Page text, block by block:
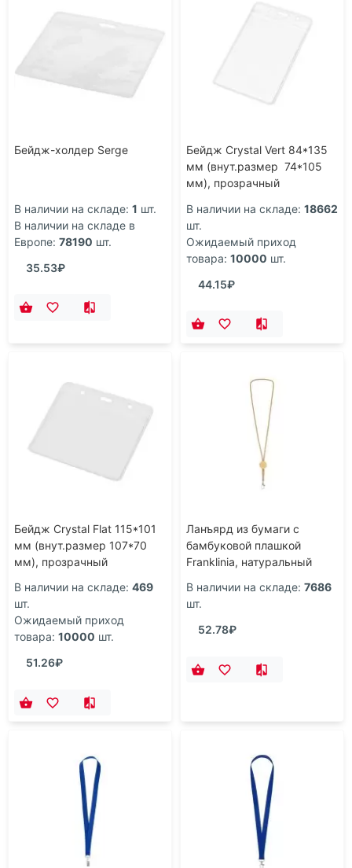
Бейдж-холдер Serge
В наличии на складе: 1 шт.
В наличии на складе в
Европе: 78190 шт.
35.53₽
Бейдж Crystal Vert 84*135
мм (внут.размер 74*105
мм), прозрачный
В наличии на складе: 18662
шт.
Ожидаемый приход
товара: 10000 шт.
44.15₽
Бейдж Crystal Flat 115*101
мм (внут.размер 107*70
мм), прозрачный
В наличии на складе: 469
шт.
Ожидаемый приход
товара: 10000 шт.
51.26₽
Ланъярд из бумаги с
бамбуковой плашкой
Franklinia, натуральный
В наличии на складе: 7686
шт.
52.78₽